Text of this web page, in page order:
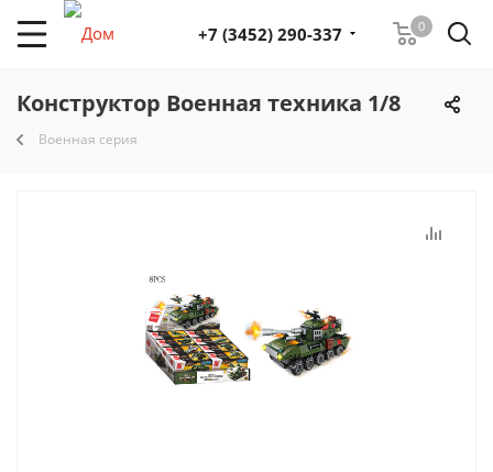
0
+7 (3452) 290-337
Конструктор Военная техника 1/8
Военная серия